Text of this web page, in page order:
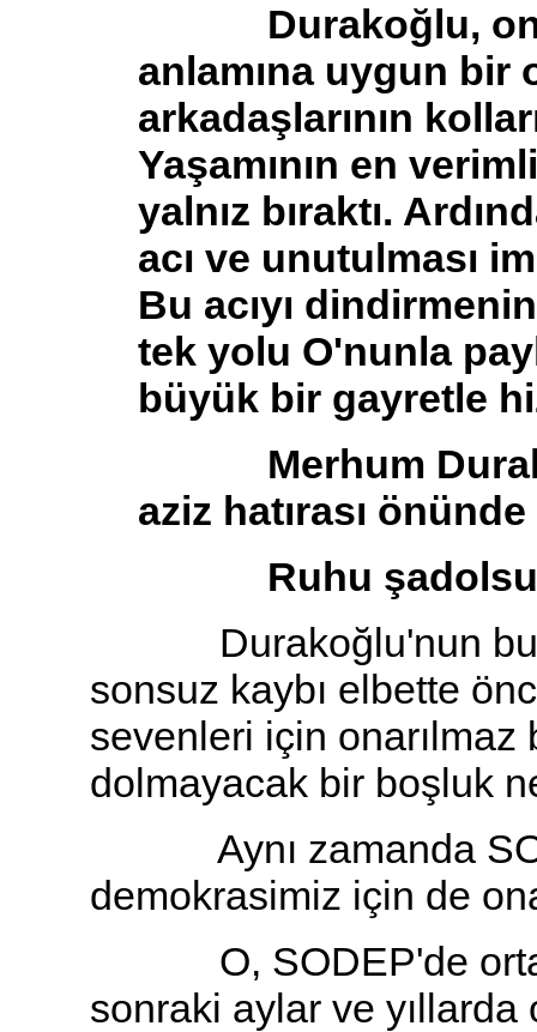
Durakoğlu,
anlamına uygun bir
arkadaşlarının
Yaşamının en
yalnız bıraktı.
acı ve unutulması
Bu acıyı
tek yolu O'nunla
büyük bir gayretle
Merhum
aziz hatırası
Ruhu
Durakoğlu'nun bu
sonsuz kaybı elbette
sevenleri için onarılmaz
dolmayacak bir boşluk
Aynı zamanda
demokrasimiz için de
O, SODEP'de
sonraki aylar ve